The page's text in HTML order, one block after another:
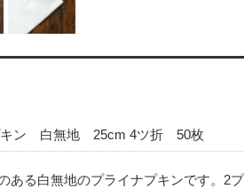
キン 白無地 25cm 4ツ折 50枚
ある白無地のプライナプキンです。2